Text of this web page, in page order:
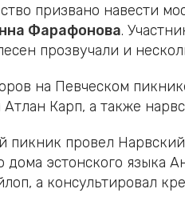
призвано навести
Фарафонова.
прозвучали и
на Певческом
Карп, а также
пикник провел
дома эстонского языка
а консультировал